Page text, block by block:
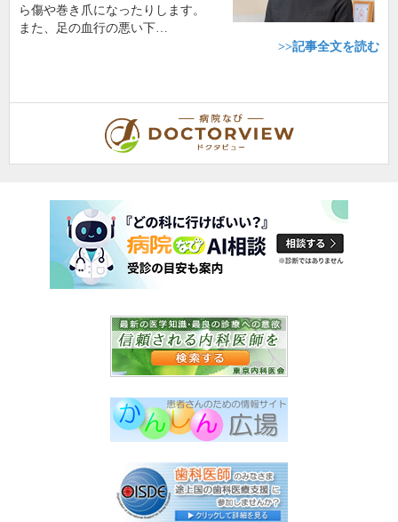
ら傷や巻き爪になったりします。
また、足の血行の悪い下…
>>記事全文を読む